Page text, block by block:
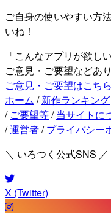
ご自身の使いやすい方
いね！
「こんなアプリが欲し
ご意見・ご要望などあ
ご意見・ご要望はこちら
ホーム / 新作ランキング
/ ご要望等/ 当サイトに
/運営者/ プライバシー
＼ いろつく公式SNS ／
X (Twitter)